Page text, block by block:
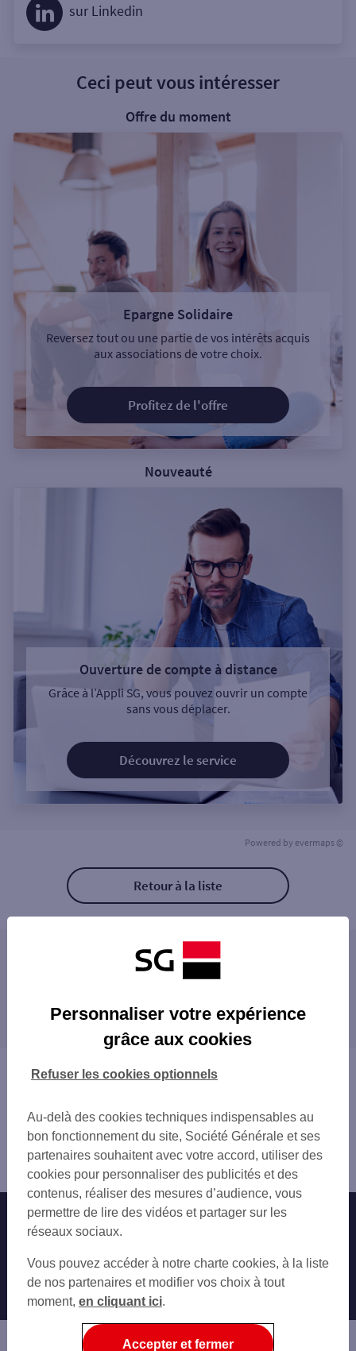
sur Linkedin
Ceci peut vous intéresser
Offre du moment
Epargne Solidaire
Reversez tout ou une partie de vos intérêts acquis
aux associations de votre choix.
Profitez de l'offre
Nouveauté
Ouverture de compte à distance
Grâce à l’Appli SG, vous pouvez ouvrir un compte
sans vous déplacer.
Découvrez le service
Powered by evermaps ©
Retour à la liste
Les distributeurs/automates à proximité
LA MONTAGNE 62 RUE DU DROUILLARD
SAINT JEAN DE BOISEAU
AEROPORT NANTES ATLANTIQUE
ST HERBLAIN 1 B PL DE L ABBE CHEREL
ST HERBLAIN 28 RUE PIERRE BLARD
LE PELLERIN 36 RUE DE LA JOUARDAIS
PONT ST MARTIN 91 RUE DE NANTES
COUERON 17 RUE ALEXANDRE OLIVIER
BOUGUENAIS 24 RUE DES ECOLES
NANTES 130 BD DE LA LIBERTE
STE PAZANNE 4 RUE DU VERDELET
SAINT HERBLAIN ATLANTIS
NANTES 2 PL EMILE ZOLA
REZE 18 RUE ARISTIDE BRIAND
REZE 51 AV DE LA LIBERATION
proximité
BOUGUENAIS
SAINT-HERBLAIN
NANTES
ORVAULT
SAINT-SÉBASTIEN-SUR-LOIRE
VERTOU
SAINTE-LUCE-SUR-LOIRE
LA CHAPELLE-SUR-ERDRE
CARQUEFOU
Vous êtes ici : Accueil
Bouaye
Distributeur/automate BOUAYE 10 PL DES ECHOPPES
Nos engagements Nous contacter
Autres sites SG
Professionnels
Entreprises
Associations
Personnaliser votre expérience
grâce aux cookies
Au-delà des cookies techniques indispensables au
bon fonctionnement du site, Société Générale et ses
partenaires souhaitent avec votre accord, utiliser des
cookies pour personnaliser des publicités et des
contenus, réaliser des mesures d’audience, vous
permettre de lire des vidéos et partager sur les
réseaux sociaux.
Vous pouvez accéder à notre charte cookies, à la liste
de nos partenaires et modifier vos choix à tout
moment, en cliquant ici.
Refuser les cookies optionnels
Accepter et fermer